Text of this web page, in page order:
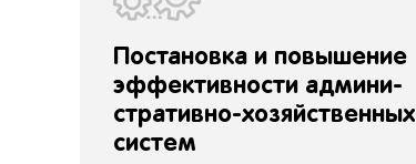
Постановка и повышение
эффективности админи-
стративно-хозяйственных
cистем